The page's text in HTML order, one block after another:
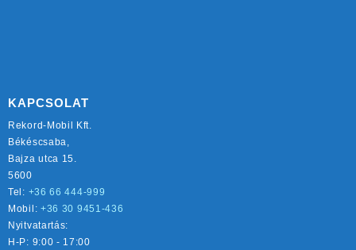
KAPCSOLAT
Rekord-Mobil Kft.
Békéscsaba,
Bajza utca 15.
5600
Tel: +36 66 444-999
Mobil: +36 30 9451-436
Nyitvatartás:
H-P: 9:00 - 17:00